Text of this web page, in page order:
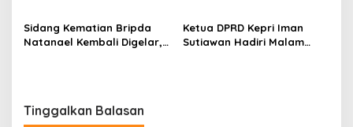
Sidang Kematian Bripda
Natanael Kembali Digelar,
Ketua DPRD Kepri Iman
Sutiawan Hadiri Malam
Tinggalkan Balasan